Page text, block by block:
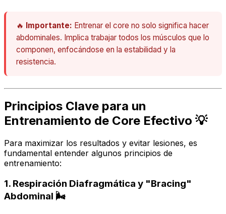
🔥 Importante: Entrenar el core no solo significa hacer
abdominales. Implica trabajar todos los músculos que lo
componen, enfocándose en la estabilidad y la
resistencia.
Principios Clave para un
Entrenamiento de Core Efectivo 💡
Para maximizar los resultados y evitar lesiones, es
fundamental entender algunos principios de
entrenamiento:
1. Respiración Diafragmática y "Bracing"
Abdominal 🌬️